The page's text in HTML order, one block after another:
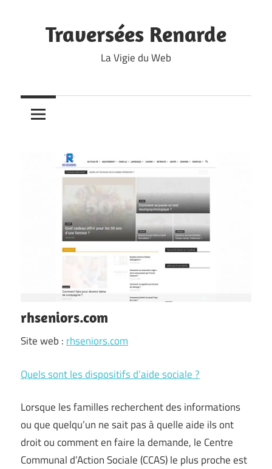
contentTraversées Renarde
La Vigie du Web
rhseniors.com
Site web : rhseniors.com
Quels sont les dispositifs d’aide sociale ?
Lorsque les familles recherchent des informations
ou que quelqu’un ne sait pas à quelle aide ils ont
droit ou comment en faire la demande, le Centre
Communal d’Action Sociale (CCAS) le plus proche est